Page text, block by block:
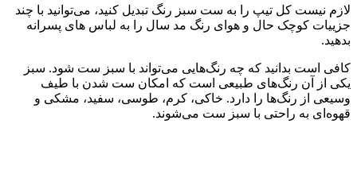
لازم نیست کل تیپ را به ست سبز رنگ تبدیل کنید، می‌توانید با چند
جزییات کوچک حال و هوای رنگ مد سال را به لباس های پسرانه
بدهید.
کافی است بدانید که چه رنگ‌هایی می‌تواند با سبز ست شود. سبز
یکی از آن رنگ‌های طبیعی است که امکان ست شدن با طیف
وسیعی از رنگ‌ها را دارد. خاکی، کرم، طوسی، سفید، مشکی و
قهوه‌ای به راحتی با سبز ست می‌شوند.